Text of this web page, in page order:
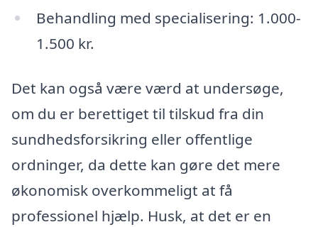
Behandling med specialisering: 1.000-
1.500 kr.
Det kan også være værd at undersøge,
om du er berettiget til tilskud fra din
sundhedsforsikring eller offentlige
ordninger, da dette kan gøre det mere
økonomisk overkommeligt at få
professionel hjælp. Husk, at det er en